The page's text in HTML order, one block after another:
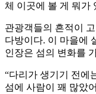
체 이곳에 볼 게 뭐가
관광객들의 흔적이
다방이다. 이 마을에
인장은 섬의 변화를
“다리가 생기기 전에
섬에 사람이 꽤 많았